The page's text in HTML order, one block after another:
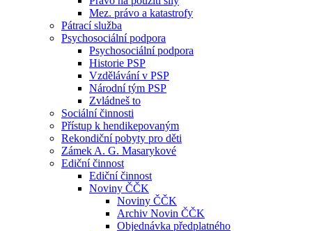
Mez. právo a katastrofy
Pátrací služba
Psychosociální podpora
Psychosociální podpora
Historie PSP
Vzdělávání v PSP
Národní tým PSP
Zvládneš to
Sociální činnosti
Přístup k hendikepovaným
Rekondiční pobyty pro děti
Zámek A. G. Masarykové
Ediční činnost
Ediční činnost
Noviny ČČK
Noviny ČČK
Archiv Novin ČČK
Objednávka předplatného